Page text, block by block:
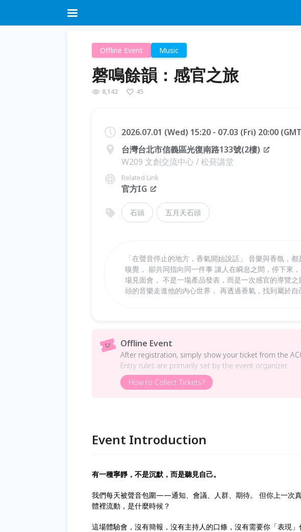
Offline Event Music
磬鳴餘韻：感官之旅
8,142 45
2026.07.01 (Wed) 15:20 - 07.03 (Fri) 20:00
台灣台北市信義區光復南路133號(2樓)
W209 文創交流中心 / 松菸講堂
Related Link
官方IG
石頭 五月天石頭
「在聲音停止的地方，香氣開始說話」 音樂與香氛，
嗅覺， 卻共同指向同一件事 讓人在瞬息之間，停下來
場見面會， 不是一場產品發表，而是一次感官的導覽
頭的音樂走進他的內心世界， 再透過香氣，找到屬於自
Offline Event
After registration, simply show your ticket from the
Entry rules are primarily set by the event organizer.
How to Collect Tickets?
Event Introduction
有一種寧靜，不是沉默，而是聽見自己。
我們每天被聲音包圍——通知、會議、人群、期待。 但你上一次
體裡流動，是什麼時候？
這場體驗會，沒有簡報，沒有主持人的口條，沒有需要你「表現」